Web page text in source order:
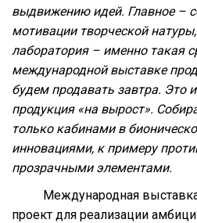
выдвижению идей. Главное –
мотивации творческой
лаборатория – именно такая
международной выставке
будем продавать завтра. Это
продукция «на вырост».
только кабинами в
инновациями, к примеру
прозрачными элементами.
Международная
проект для реализации